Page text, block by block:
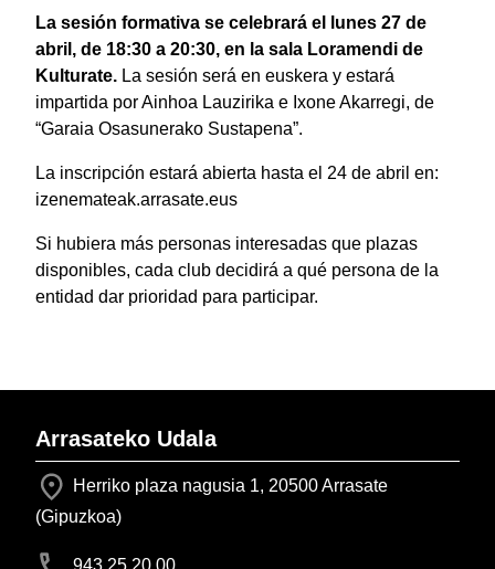
La sesión formativa se celebrará el lunes 27 de
abril, de 18:30 a 20:30, en la sala Loramendi de
Kulturate. La sesión será en euskera y estará
impartida por Ainhoa Lauzirika e Ixone Akarregi, de
“Garaia Osasunerako Sustapena”.
La inscripción estará abierta hasta el 24 de abril en:
izenemateak.arrasate.eus
Si hubiera más personas interesadas que plazas
disponibles, cada club decidirá a qué persona de la
entidad dar prioridad para participar.
Arrasateko Udala
Herriko plaza nagusia 1, 20500 Arrasate
(Gipuzkoa)